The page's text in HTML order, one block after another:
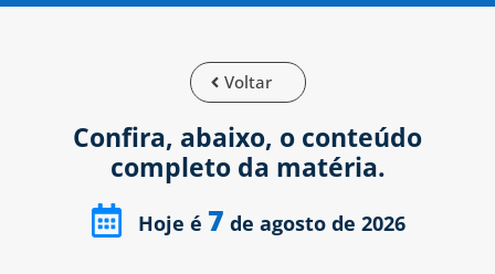
Voltar
Confira, abaixo, o conteúdo
completo da matéria.
Hoje é 7 de agosto de 2026